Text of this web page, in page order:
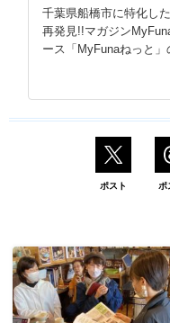
千葉県船橋市に特化し
再発見!!マガジン
ース「MyFunaねっと
ポスト ポ